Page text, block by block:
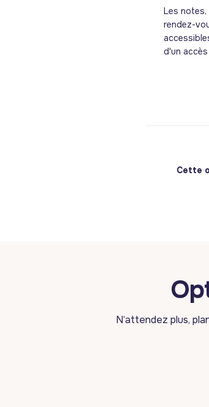
Les
rendez-
d'un
Cette
N’attendez plus,